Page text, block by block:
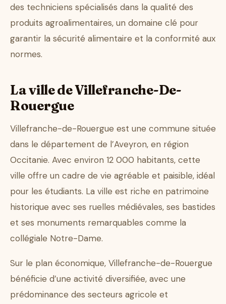
des techniciens spécialisés dans la qualité des
produits agroalimentaires, un domaine clé pour
garantir la sécurité alimentaire et la conformité aux
normes.
La ville de Villefranche-De-
Rouergue
Villefranche-de-Rouergue est une commune située
dans le département de l’Aveyron, en région
Occitanie. Avec environ 12 000 habitants, cette
ville offre un cadre de vie agréable et paisible, idéal
pour les étudiants. La ville est riche en patrimoine
historique avec ses ruelles médiévales, ses bastides
et ses monuments remarquables comme la
collégiale Notre-Dame.
Sur le plan économique, Villefranche-de-Rouergue
bénéficie d’une activité diversifiée, avec une
prédominance des secteurs agricole et